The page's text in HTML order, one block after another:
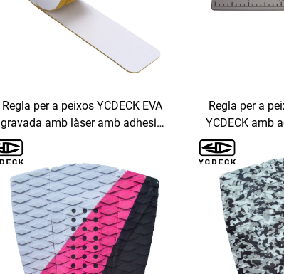
Regla per a peixos YCDECK EVA
gravada amb làser amb adhesiu
autoadhesiu per a iots de pesca,
Regla per a
YCDECK amb